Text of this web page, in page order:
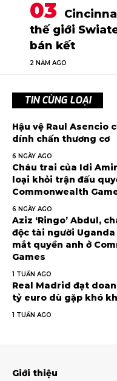
thế giới
bán kết
2 NĂM AGO
TIN CÙNG LOẠI
Hậu vệ Raul Asencio
dính chấn thương cơ
6 NGÀY AGO
Cháu trai của Idi
loại khỏi trận đấu
Commonwealth
6 NGÀY AGO
Aziz ‘Ringo’ Abdul,
độc tài người
mắt quyền anh ở
Games
1 TUẦN AGO
Real Madrid đạt
tỷ euro dù gặp khó
1 TUẦN AGO
Giới thiệu